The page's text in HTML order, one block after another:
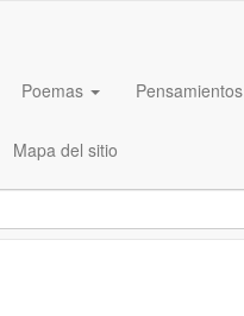
Poemas Pensamientos
Mapa del sitio